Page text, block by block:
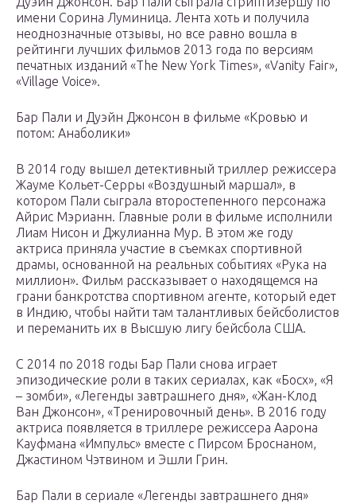
имени Сорина Луминица. Лента хоть и получила
неоднозначные отзывы, но все равно вошла в
рейтинги лучших фильмов 2013 года по версиям
печатных изданий «The New York Times», «Vanity Fair»,
«Village Voice».
Бар Пали и Дуэйн Джонсон в фильме «Кровью и
потом: Анаболики»
В 2014 году вышел детективный триллер режиссера
Жауме Кольет-Серры «Воздушный маршал», в
котором Пали сыграла второстепенного персонажа
Айрис Мэрианн. Главные роли в фильме исполнили
Лиам Нисон и Джулианна Мур. В этом же году
актриса приняла участие в съемках спортивной
драмы, основанной на реальных событиях «Рука на
миллион». Фильм рассказывает о находящемся на
грани банкротства спортивном агенте, который едет
в Индию, чтобы найти там талантливых бейсболистов
и переманить их в Высшую лигу бейсбола США.
С 2014 по 2018 годы Бар Пали снова играет
эпизодические роли в таких сериалах, как «Босх», «Я
– зомби», «Легенды завтрашнего дня», «Жан-Клод
Ван Джонсон», «Тренировочный день». В 2016 году
актриса появляется в триллере режиссера Аарона
Кауфмана «Импульс» вместе с Пирсом Броснаном,
Джастином Чэтвином и Эшли Грин.
Бар Пали в сериале «Легенды завтрашнего дня»